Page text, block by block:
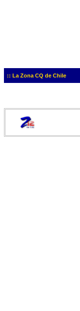
:: La Zona CQ de Chile